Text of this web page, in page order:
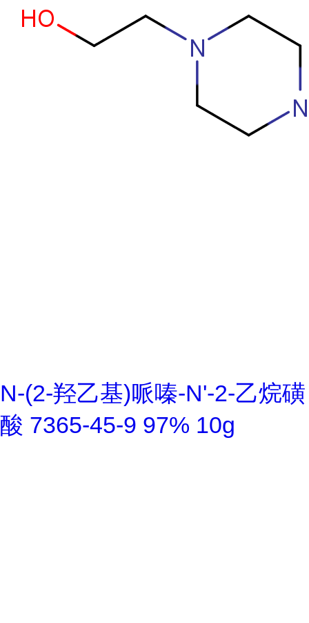
N-(2-羟乙基)哌嗪-N'-2-乙烷磺
酸 7365-45-9 97% 10g